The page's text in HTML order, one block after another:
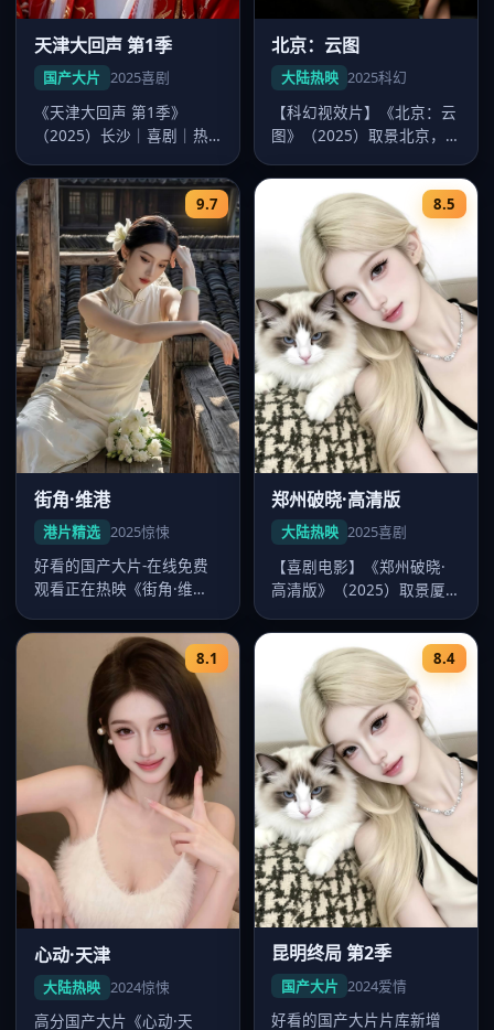
天津大回声 第1季
国产大片 2025喜剧
《天津大回声 第1季》
（2025）长沙｜喜剧｜热
腾、易烊…
北京：云图
大陆热映 2025科幻
【科幻视效片】《北京：云
图》（2025）取景北京，
迪丽热…
9.7
街角·维港
港片精选 2025惊悚
好看的国产大片-在线免费
观看正在热映《街角·维
朝伟主演，…
8.5
郑州破晓·高清版
大陆热映 2025喜剧
【喜剧电影】《郑州破晓·
高清版》（2025）取景厦
现、赵丽…
8.1
心动·天津
大陆热映 2024惊悚
高分国产大片《心动·天
8.4
昆明终局 第2季
国产大片 2024爱情
好看的国产大片片库新增